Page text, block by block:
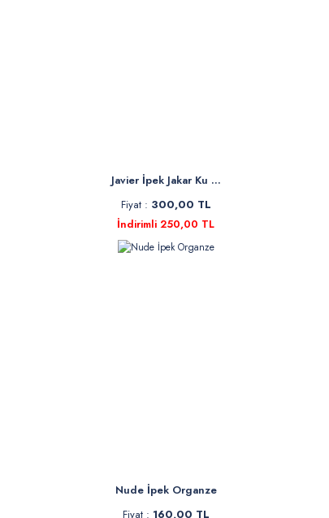
Javier İpek Jakar Ku ...
Fiyat : 300,00 TL
İndirimli 250,00 TL
Nude İpek Organze
Fiyat : 160,00 TL